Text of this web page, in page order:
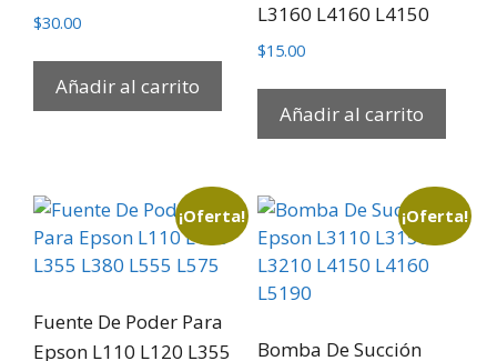
$30.00
Añadir al carrito
L3160 L4160 L4150
$15.00
Añadir al carrito
¡Oferta!
Fuente De Poder Para
Epson L110 L120 L355
¡Oferta!
Bomba De Succión